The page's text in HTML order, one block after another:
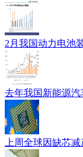
2月我国动力电池
去年我国新能源
上周全球因缺芯